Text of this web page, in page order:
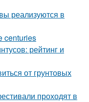
реализуются в
centuries
рейтинг и
от грунтовых
проходят в